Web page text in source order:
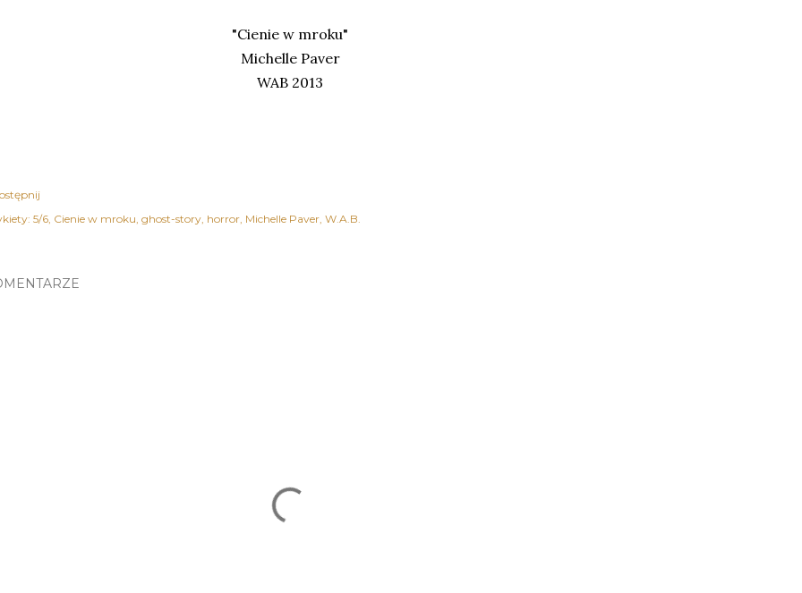
"Cienie w mroku"
Michelle Paver
WAB 2013
5/6 Cienie w mroku ghost-story horror Michelle Paver W.A.B.